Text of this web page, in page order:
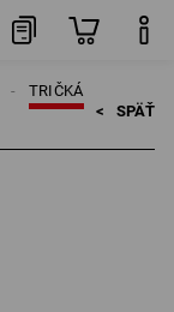
TRIČKÁ
< SPÄŤ